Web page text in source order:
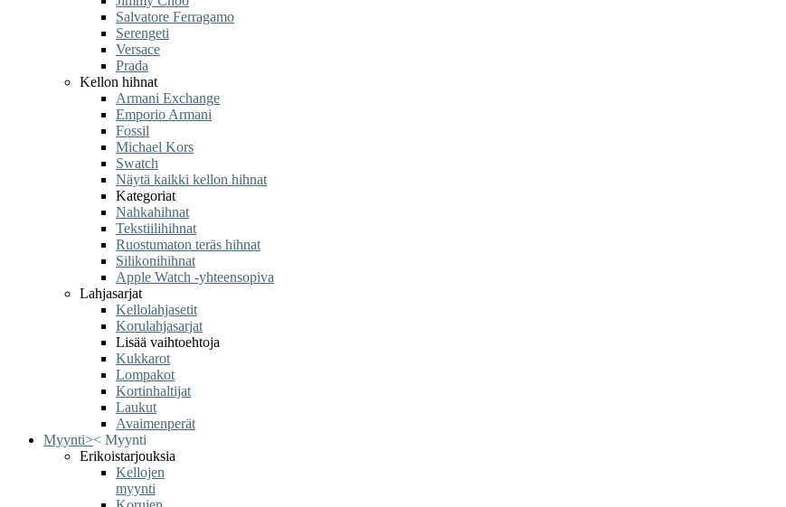
Salvatore Ferragamo
Serengeti
Versace
Prada
Kellon hihnat
Armani Exchange
Emporio Armani
Fossil
Michael Kors
Swatch
Näytä kaikki kellon hihnat
Kategoriat
Nahkahihnat
Tekstiilihihnat
Ruostumaton teräs hihnat
Silikonihihnat
Apple Watch -yhteensopiva
Lahjasarjat
Kellolahjasetit
Korulahjasarjat
Lisää vaihtoehtoja
Kukkarot
Lompakot
Kortinhaltijat
Laukut
Avaimenperät
Myynti>< Myynti
Erikoistarjouksia
Kellojen
myynti